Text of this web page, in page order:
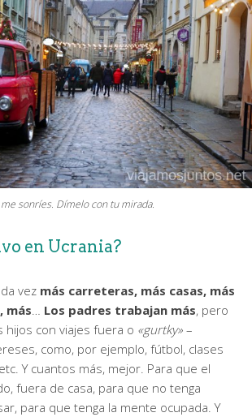
sonríes. Dímelo con tu mirada.
en Ucrania?
vez más carreteras, más casas, más
más… Los padres trabajan más, pero
hijos con viajes fuera o «gurtky» –
como, por ejemplo, fútbol, clases
Y cuantos más, mejor. Para que el
fuera de casa, para que no tenga
para que tenga la mente ocupada. Y